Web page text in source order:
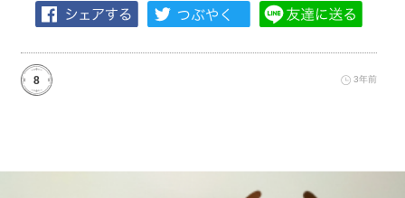
8 3年前